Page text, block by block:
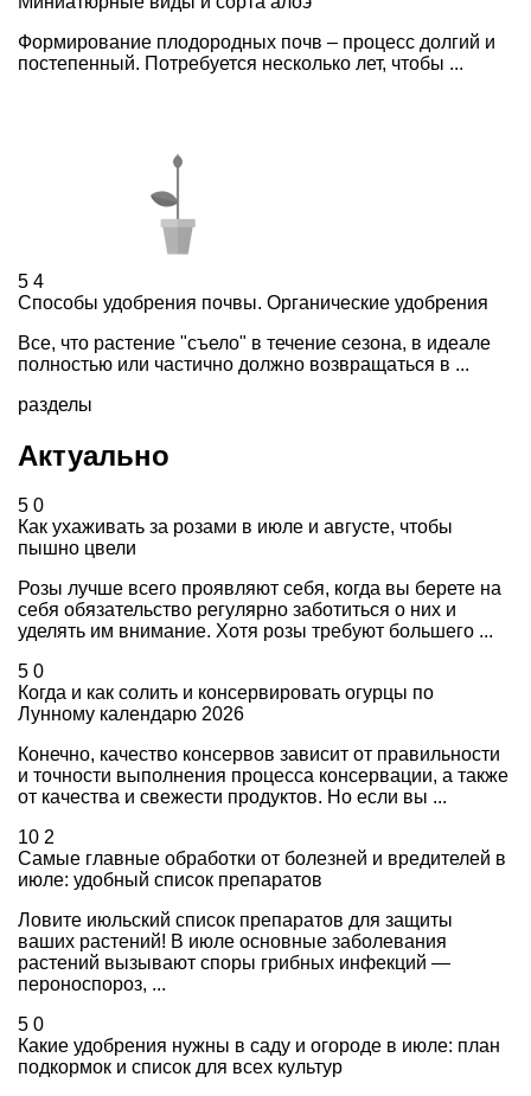
Формирование плодородных почв – процесс долгий и
постепенный. Потребуется несколько лет, чтобы ...
5 4
Способы удобрения почвы. Органические удобрения
Все, что растение "съело" в течение сезона, в идеале
полностью или частично должно возвращаться в ...
разделы
Актуально
5 0
Как ухаживать за розами в июле и августе, чтобы
пышно цвели
Розы лучше всего проявляют себя, когда вы берете на
себя обязательство регулярно заботиться о них и
уделять им внимание. Хотя розы требуют большего ...
5 0
Когда и как солить и консервировать огурцы по
Лунному календарю 2026
Конечно, качество консервов зависит от правильности
и точности выполнения процесса консервации, а также
от качества и свежести продуктов. Но если вы ...
10 2
Самые главные обработки от болезней и вредителей в
июле: удобный список препаратов
Ловите июльский список препаратов для защиты
ваших растений! В июле основные заболевания
растений вызывают споры грибных инфекций —
пероноспороз, ...
5 0
Какие удобрения нужны в саду и огороде в июле: план
подкормок и список для всех культур